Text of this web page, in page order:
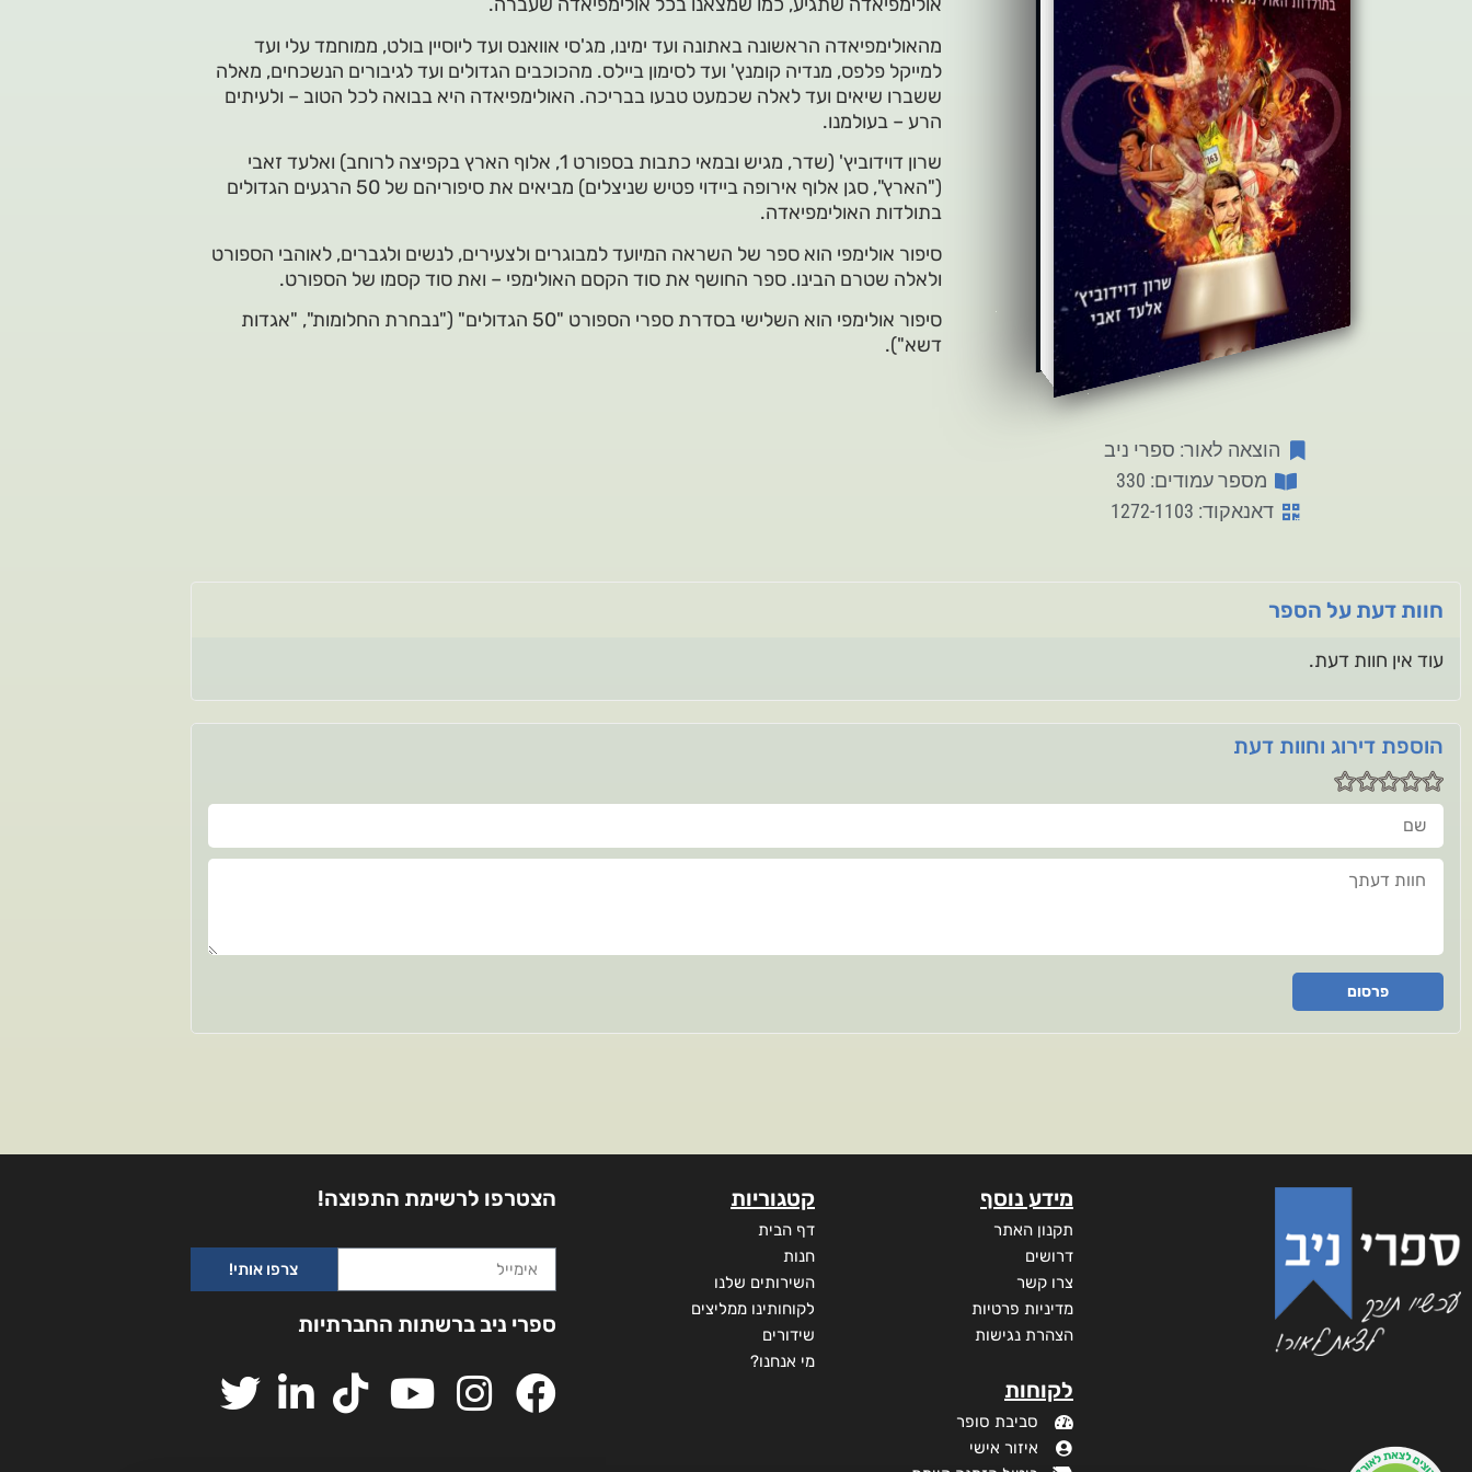
הוצאה לאור: ספרי ניב
מספר עמודים: 330
דאנאקוד: 1272-1103
מהאולימפיאדה הראשונה באתונה ועד ימינו, מג'סי אוואנס ועד ליוסיין בולט, ממוחמד עלי ועד
למייקל פלפס, מנדיה קומנץ' ועד לסימון ביילס. מהכוכבים הגדולים ועד לגיבורים הנשכחים, מאלה
ששברו שיאים ועד לאלה שכמעט טבעו בבריכה. האולימפיאדה היא בבואה לכל הטוב – ולעיתים
הרע – בעולמנו.
שרון דוידוביץ' (שדר, מגיש ובמאי כתבות בספורט 1, אלוף הארץ בקפיצה לרוחב) ואלעד זאבי
("הארץ", סגן אלוף אירופה ביידוי פטיש שניצלים) מביאים את סיפוריהם של 50 הרגעים הגדולים
בתולדות האולימפיאדה.
סיפור אולימפי הוא ספר של השראה המיועד למבוגרים ולצעירים, לנשים ולגברים, לאוהבי הספורט
ולאלה שטרם הבינו. ספר החושף את סוד הקסם האולימפי – ואת סוד קסמו של הספורט.
סיפור אולימפי הוא השלישי בסדרת ספרי הספורט "50 הגדולים" ("נבחרת החלומות", "אגדות
דשא").
חוות דעת על הספר
עוד אין חוות דעת.
הוספת דירוג וחוות דעת
שם
חוות דעתך
פרסום
מידע נוסף
תקנון האתר
דרושים
צרו קשר
מדיניות פרטיות
הצהרת נגישות
לקוחות
סביבת סופר
איזור אישי
קטגוריות
דף הבית
חנות
השירותים שלנו
לקוחותינו ממליצים
שידורים
מי אנחנו?
הצטרפו לרשימת התפוצה!
צרפו אותי!
ספרי ניב ברשתות החברתיות